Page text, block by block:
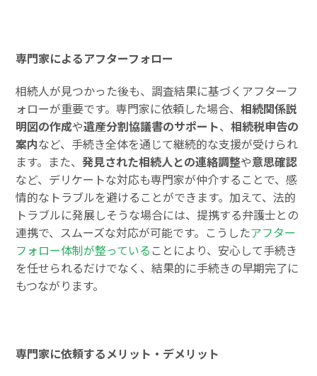
専門家によるアフターフォロー
相続人が見つかった後も、調査結果に基づくアフターフ
ォローが重要です。専門家に依頼した場合、相続関係説
明図の作成や遺産分割協議書のサポート、相続税申告の
案内など、手続き全体を通じて継続的な支援が受けられ
ます。また、発見された相続人との連絡調整や意思確認
など、デリケートな対応も専門家が仲介することで、感
情的なトラブルを避けることができます。加えて、法的
トラブルに発展しそうな場合には、提携する弁護士との
連携で、スムーズな対応が可能です。こうしたアフター
フォロー体制が整っている ことにより、安心して手続き
を任せられるだけでなく、結果的に手続きの早期完了に
もつながります。
専門家に依頼するメリット・デメリット